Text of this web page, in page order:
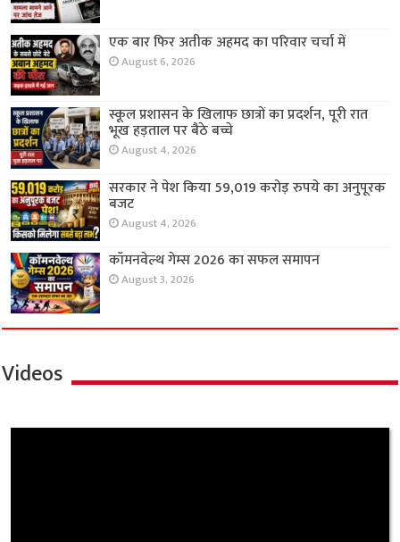
एक बार फिर अतीक अहमद का परिवार चर्चा में
August 6, 2026
स्कूल प्रशासन के खिलाफ छात्रों का प्रदर्शन, पूरी रात
भूख हड़ताल पर बैठे बच्चे
August 4, 2026
सरकार ने पेश किया 59,019 करोड़ रुपये का अनुपूरक
बजट
August 4, 2026
कॉमनवेल्थ गेम्स 2026 का सफल समापन
August 3, 2026
Videos